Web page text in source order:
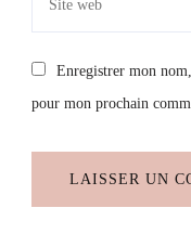
Enregistrer mon
pour mon prochain